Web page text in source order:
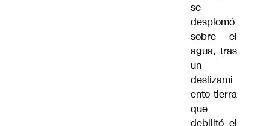
se
desplomó
sobre el
agua, tras
un
deslizami
ento tierra
que
debilitó el